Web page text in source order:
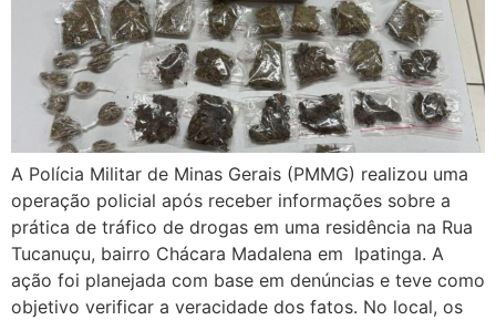
A Polícia Militar de Minas Gerais (PMMG) realizou uma
operação policial após receber informações sobre a
prática de tráfico de drogas em uma residência na Rua
Tucanuçu, bairro Chácara Madalena em Ipatinga. A
ação foi planejada com base em denúncias e teve como
objetivo verificar a veracidade dos fatos. No local, os